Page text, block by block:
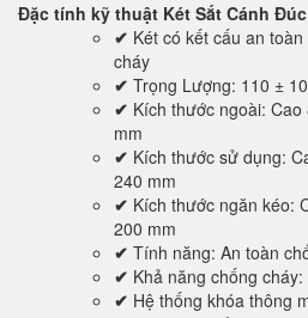
Đặc tính kỹ thuật Két Sắt Cánh
✔ Két có kết cấu an
cháy
✔ Trọng Lượng: 110 ±
✔ Kích thước ngoài:
mm
✔ Kích thước sử dụng:
240 mm
✔ Kích thước ngăn kéo:
200 mm
✔ Tính năng: An toàn
✔ Khả năng chống
✔ Hệ thống khóa thông